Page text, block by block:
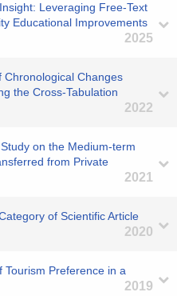
Leveraging Free-Text
Educational Improvements
2025
Chronological Changes
the Cross-Tabulation
2022
on the Medium-term
from Private
2021
of Scientific Article
2020
Tourism Preference in a
2019